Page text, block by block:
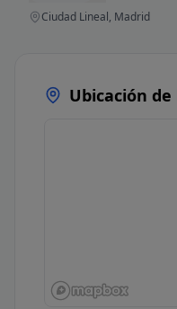
Ciudad Lineal, Madrid
Ubicación de